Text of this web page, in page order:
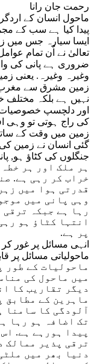
رحمت جان رانا
ماحول انسان کے
پیدا کیا ہے سب کے
ایسا سیارہ جس میں
تعالیٰ نے اُن تمام
ضروری ہے پانی کی
وغیرہ وغیرہ. یعنی
زمین مشرق سے
نہیں ہے بلکہ مختلف
اور دلچسپ
کی راج ہوتی تو وہی
زمین میں وقت کے
گئی انسان نے زمین
جنگلوں کی کٹاؤ ہو,
ہر ملک اور ہر
خراب کر رہی ہے.
قدرتی ہوا میں
وہی پانی میں
رہا ہے جبکہ ترقی
انتہا کٹاؤ ہو
پر ہے.
ماحولیات کے طور
میں ماحول کی
دیگر تقاریب کا
ماہرین کے مطابق
آلودگی کا سامنا
تک اضافہ ہو رہا
پیدا ہورہے ہے.
ترقی پذیر ممالک
دنیا بھر میں